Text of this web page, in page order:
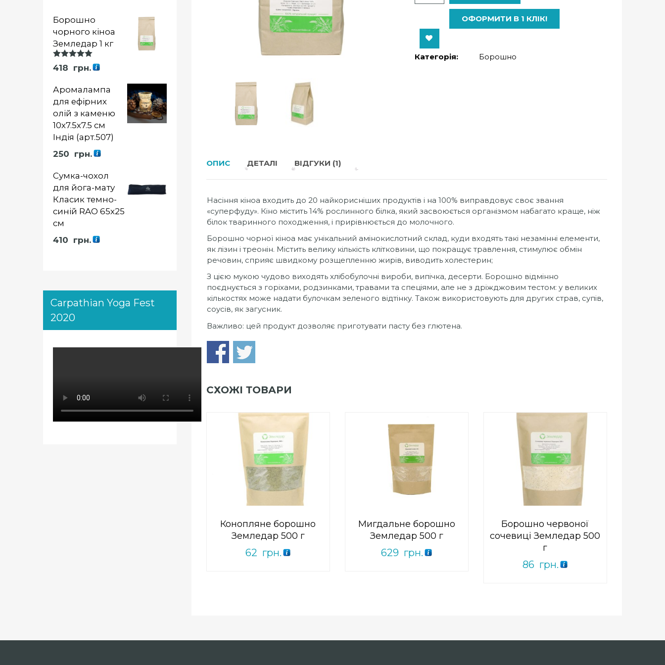
ОФОРМИТИ В 1 КЛІК!
Add to Wishlist
Категорія: Борошно
ОПИС ДЕТАЛІ ВІДГУКИ (1)
Насіння кіноа входить до 20 найкорисніших продуктів і на 100% виправдовує своє звання
«суперфуду». Кіно містить 14% рослинного білка, який засвоюється організмом набагато краще, ніж
білок тваринного походження, і прирівнюється до молочного.
Борошно чорної кіноа має унікальний амінокислотний склад, куди входять такі незамінні елементи,
як лізин і треонін. Містить велику кількість клітковини, що покращує травлення, стимулює обмін
речовин, сприяє швидкому розщепленню жирів, виводить холестерин;
З цією мукою чудово виходять хлібобулочні вироби, випічка, десерти. Борошно відмінно
поєднується з горіхами, родзинками, травами та спеціями, але не з дріжджовим тестом: у великих
кількостях може надати булочкам зеленого відтінку. Також використовують для других страв, супів,
соусів, як загусник.
Важливо: цей продукт дозволяє приготувати пасту без глютена.
СХОЖІ ТОВАРИ
Конопляне борошно
Земледар 500 г
62 грн.
0out
of
5
ПРИДБАТИ
Add to Wishlist
Мигдальне борошно
Земледар 500 г
629 грн.
out
ПРИДБАТИ
Add to Wishlist
Борошно червоної
сочевиці Земледар 500
г
86 грн.
out
5
ПРИДБАТИ
Add to Wishlist
Борошно
чорного кіноа
Земледар 1 кг
Оцінка
5.00із 5
418 грн.
Аромалампа
для ефірних
олій з каменю
10х7.5х7.5 см
Індія (арт.507)
250 грн.
Сумка-чохол
для йога-мату
Класик темно-
синій RAO 65х25
см
410 грн.
Carpathian Yoga Fest
2020